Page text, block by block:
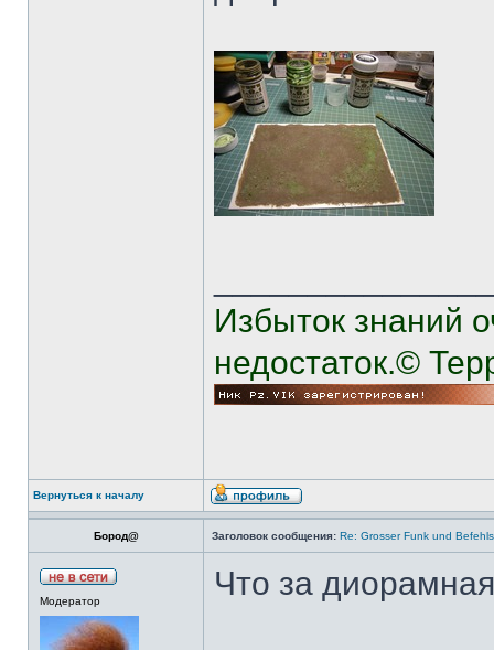
Избыток знаний
недостаток.©
Вернуться к началу
Бород@ Заголовок сообщения: Re: Grosser Funk und
Модератор Что за